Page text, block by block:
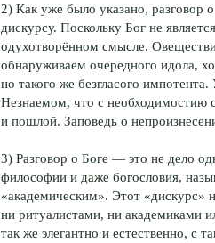
2) Как уже было указано, разговор
дискурсу. Поскольку Бог не
одухотворённом смысле.
обнаруживаем очередного идола,
но такого же безгласого
Незнаемом, что с необходимостию
и пошлой. Заповедь о
3) Разговор о Боге — это не дело
философии и даже богословия,
«академическим». Этот «дискурс»
ни ритуалистами, ни академиками
так же элегантно и естественно,